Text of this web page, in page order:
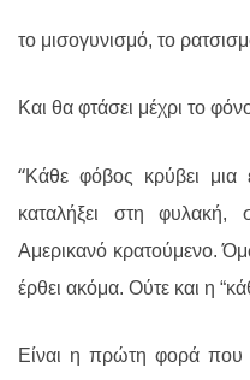
το μισογυνισμό, το
Και θα φτάσει μέχρι το
“Κάθε φόβος κρύβει μια
καταλήξει στη φυλακή,
Αμερικανό κρατούμενο.
έρθει ακόμα. Ούτε και η
Είναι η πρώτη φορά που